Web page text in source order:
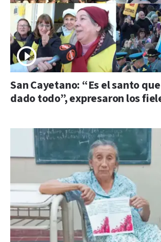
San Cayetano: “Es el santo
dado todo”, expresaron los